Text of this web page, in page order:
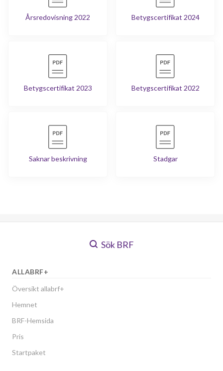
Årsredovisning 2022 Betygscertifikat 2024
Betygscertifikat 2023 Betygscertifikat 2022
Saknar beskrivning Stadgar
Sök BRF
ALLABRF+
Översikt allabrf+
Hemnet
BRF-Hemsida
Pris
Startpaket